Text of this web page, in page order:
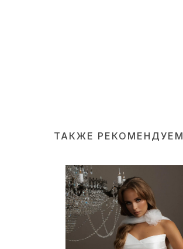
ТАКЖЕ РЕКОМЕНДУЕМ